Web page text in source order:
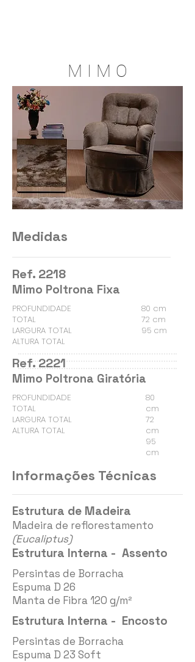
M I M O
Medidas
Ref. 2218
Mimo Poltrona Fixa
PROFUNDIDADE
TOTAL
LARGURA TOTAL
ALTURA TOTAL
80 cm
72 cm
95 cm
Ref. 2221
Mimo Poltrona Giratória
PROFUNDIDADE
TOTAL
LARGURA TOTAL
ALTURA TOTAL
80
cm
72
cm
95
cm
Informações Técnicas
Estrutura de Madeira
Madeira de reflorestamento
(Eucaliptus)
Estrutura Interna - Assento
Persintas de Borracha
Espuma D 26
Manta de Fibra 120 g/m²
Estrutura Interna - Encosto
Persintas de Borracha
Espuma D 23 Soft